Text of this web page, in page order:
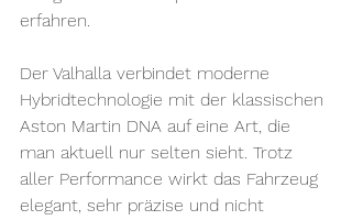
erfahren.
Der Valhalla verbindet moderne
Hybridtechnologie mit der klassischen
Aston Martin DNA auf eine Art, die
man aktuell nur selten sieht. Trotz
aller Performance wirkt das Fahrzeug
elegant, sehr präzise und nicht